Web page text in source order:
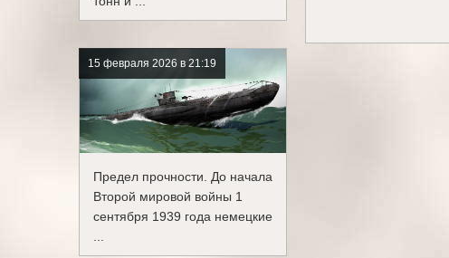
15 февраля 2026 в 21:19
Предел прочности. До начала
Второй мировой войны 1
сентября 1939 года немецкие